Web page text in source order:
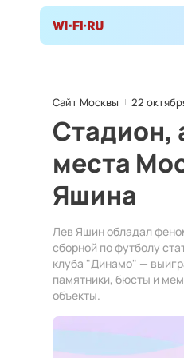
Сайт Москвы 22
Стадион,
места
Яшина
Лев Яшин обладал
сборной по футболу
клуба "Динамо" —
памятники, бюсты и
объекты.